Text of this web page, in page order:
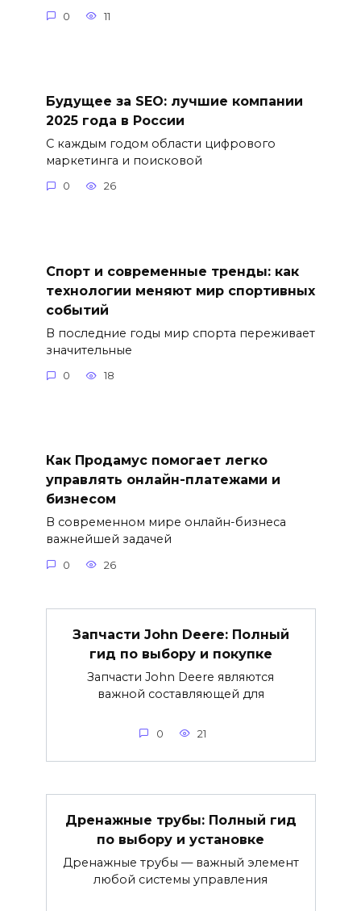
0 11
Будущее за SEO: лучшие компании
2025 года в России
С каждым годом области цифрового
маркетинга и поисковой
0 26
Спорт и современные тренды: как
технологии меняют мир спортивных
событий
В последние годы мир спорта переживает
значительные
0 18
Как Продамус помогает легко
управлять онлайн-платежами и
бизнесом
В современном мире онлайн-бизнеса
важнейшей задачей
0 26
Запчасти John Deere: Полный
гид по выбору и покупке
Запчасти John Deere являются
важной составляющей для
0 21
Дренажные трубы: Полный гид
по выбору и установке
Дренажные трубы — важный элемент
любой системы управления